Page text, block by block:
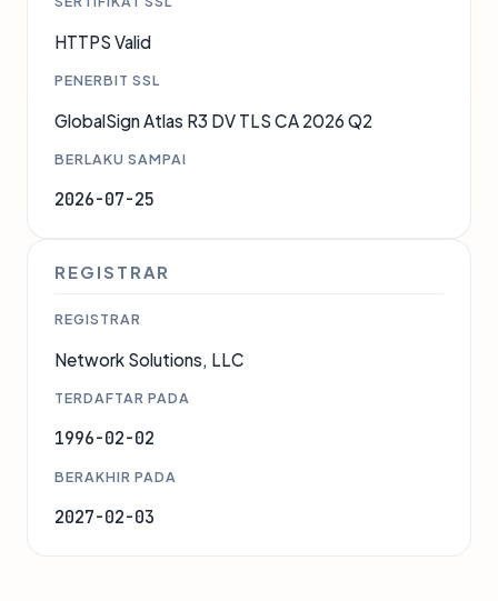
HTTPS Valid
PENERBIT SSL
GlobalSign Atlas R3 DV TLS CA 2026 Q2
BERLAKU SAMPAI
2026-07-25
REGISTRAR
REGISTRAR
Network Solutions, LLC
TERDAFTAR PADA
1996-02-02
BERAKHIR PADA
2027-02-03